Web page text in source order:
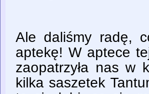
Ale daliśmy radę,
aptekę! W aptece
zaopatrzyła nas w
kilka saszetek